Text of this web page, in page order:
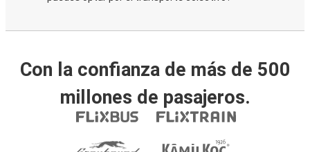
Con la confianza de más de 500
millones de pasajeros.